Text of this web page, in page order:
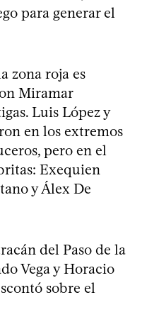
para generar el
zona roja es
Miramar
Luis López y
en los extremos
pero en el
Exequien
y Álex De
del Paso de la
Vega y Horacio
sobre el